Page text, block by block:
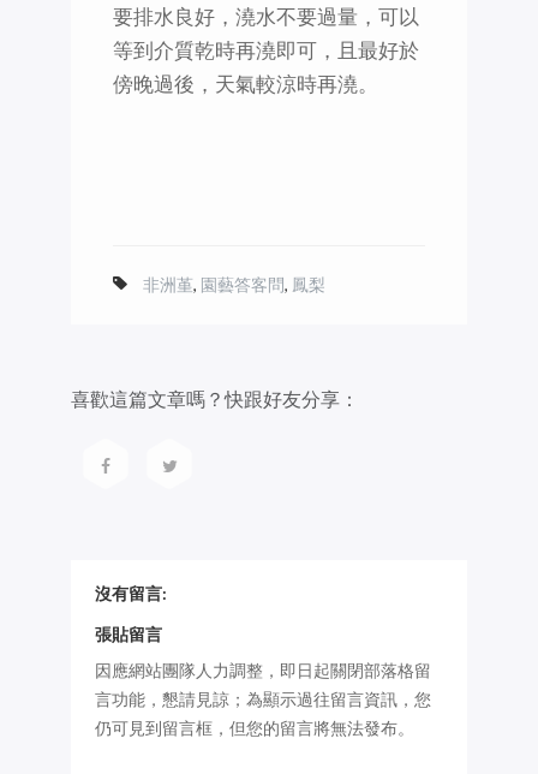
要排水良好，澆水不要過量，可以
等到介質乾時再澆即可，且最好於
傍晚過後，天氣較涼時再澆。
非洲堇, 園藝答客問, 鳳梨
喜歡這篇文章嗎？快跟好友分享：
沒有留言:
張貼留言
因應網站團隊人力調整，即日起關閉部落格留
言功能，懇請見諒；為顯示過往留言資訊，您
仍可見到留言框，但您的留言將無法發布。